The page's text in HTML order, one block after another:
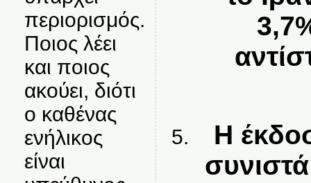
περιορισμός.
Ποιος λέει
και ποιος
ακούει, διότι
ο καθένας
ενήλικος
είναι
Η